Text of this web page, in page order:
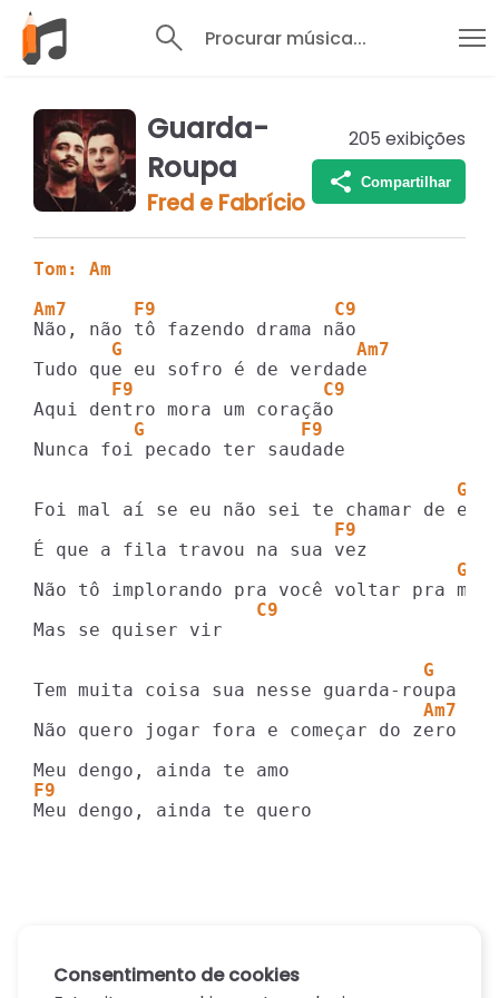
Procurar música...
Guarda-
Roupa
Fred e Fabrício
205 exibições
Compartilhar
Tom: Am
Am7      F9                C9
       G                     Am7
       F9                 C9
         G              F9
Nunca foi pecado ter saudade
                                      G
                           F9
                                      G
                    C9
Mas se quiser vir
                                   G
                                   Am7
Não quero jogar fora e começar do zero
F9
Meu dengo, ainda te quero
Consentimento de cookies